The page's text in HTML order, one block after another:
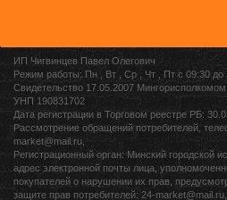
ИП Чигвинцев Павел Олегович
Режим работы: Пн , Вт , Ср , Чт , Пт c 09:30 до
Свидетельство 17.05.2007 Мингорисполкомом
УНП 190831702
Дата регистрации в Торговом реестре РБ:
Рассмотрение обращений потребителей,
market@mail.ru,
Регистрационный орган: Минский городской
адрес электронной почты лица,
покупателей о нарушении их прав,
защите прав потребителей: 24-